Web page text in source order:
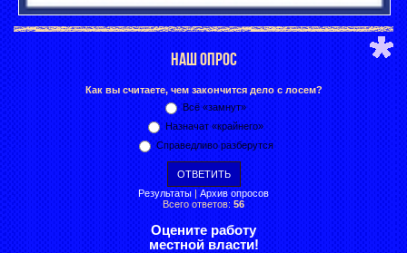
НАШ ОПРОС
Как вы считаете, чем закончится дело с лосем?
Всё «замнут»
Назначат «крайнего»
Справедливо разберутся
Результаты | Архив опросов
Всего ответов: 56
Оцените работу
местной власти!